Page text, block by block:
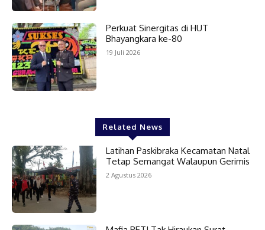
Perkuat Sinergitas di HUT
Bhayangkara ke-80
19 Juli 2026
Related News
Latihan Paskibraka Kecamatan Natal
Tetap Semangat Walaupun Gerimis
2 Agustus 2026